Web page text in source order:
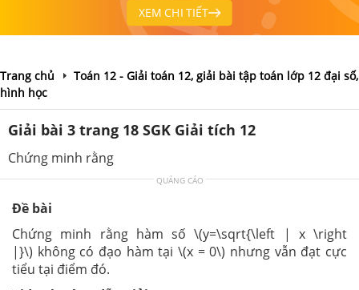
XEM CHI TIẾT
Trang chủ
Toán 12 - Giải toán 12, giải bài tập toán lớp 12 đại số,
hình học
Giải bài 3 trang 18 SGK Giải tích 12
Chứng minh rằng
QUẢNG CÁO
Đề bài
Chứng minh rằng hàm số \(y=\sqrt{\left | x \right
|}\) không có đạo hàm tại \(x = 0\) nhưng vẫn đạt cực
tiểu tại điểm đó.